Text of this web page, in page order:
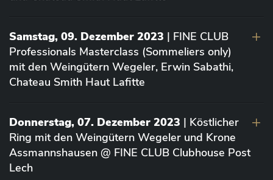
Samstag, 09. Dezember 2023 | FINE CLUB
Professionals Masterclass (Sommeliers only)
mit den Weingütern Wegeler, Erwin Sabathi,
Chateau Smith Haut Lafitte
Donnerstag, 07. Dezember 2023 | Köstlicher
Ring mit den Weingütern Wegeler und Krone
Assmannshausen @ FINE CLUB Clubhouse Post
Lech